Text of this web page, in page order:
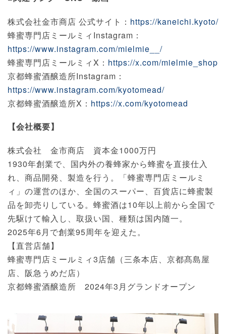
株式会社金市商店 公式サイト： https://kaneichi.kyoto/
蜂蜜専門店ミールミィInstagram：
https://www.instagram.com/mielmie__/
蜂蜜専門店ミールミィX： https://x.com/mielmie_shop
京都蜂蜜酒醸造所Instagram：
https://www.instagram.com/kyotomead/
京都蜂蜜酒醸造所X： https://x.com/kyotomead
【会社概要】
株式会社 金市商店 資本金1000万円
1930年創業で、国内外の養蜂家から蜂蜜を直接仕入
れ、商品開発、製造を行う。「蜂蜜専門店ミールミ
ィ」の運営のほか、全国のスーパー、百貨店に蜂蜜製
品を卸売りしている。蜂蜜酒は10年以上前から全国で
先駆けて輸入し、取扱い国、種類は国内随一。
2025年6月で創業95周年を迎えた。
【直営店舗】
蜂蜜専門店ミールミィ3店舗（三条本店、京都髙島屋
店、阪急うめだ店）
京都蜂蜜酒醸造所 2024年3月グランドオープン